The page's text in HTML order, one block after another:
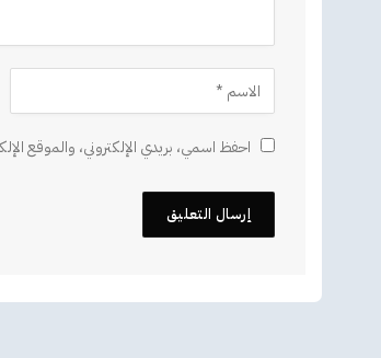
احفظ اسمي، بريدي الإلكتروني، والموقع